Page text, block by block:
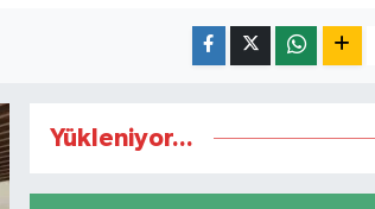
Yükleniyor...